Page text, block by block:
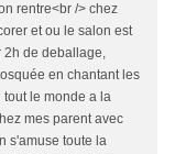
rentre<br /> chez
et ou le salon est
2h de deballage,
en chantant les
tout le monde a la
mes parent avec
s'amuse toute la